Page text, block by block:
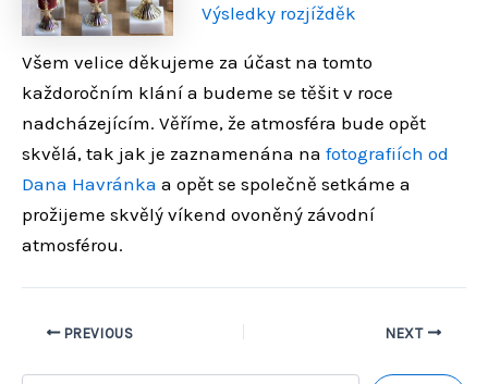
Výsledky rozjížděk
Všem velice děkujeme za účast na tomto
každoročním klání a budeme se těšit v roce
nadcházejícím. Věříme, že atmosféra bude opět
skvělá, tak jak je zaznamenána na fotografiích od
Dana Havránka a opět se společně setkáme a
prožijeme skvělý víkend ovoněný závodní
atmosférou.
PREVIOUS NEXT